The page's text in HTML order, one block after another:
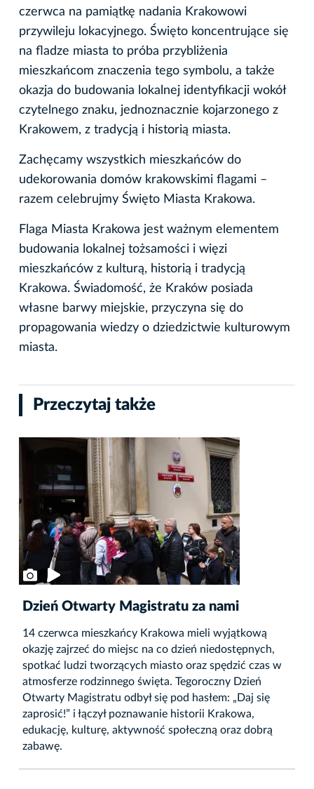
czerwca na pamiątkę nadania Krakowowi
przywileju lokacyjnego. Święto koncentrujące się
na fladze miasta to próba przybliżenia
mieszkańcom znaczenia tego symbolu, a także
okazja do budowania lokalnej identyfikacji wokół
czytelnego znaku, jednoznacznie kojarzonego z
Krakowem, z tradycją i historią miasta.
Zachęcamy wszystkich mieszkańców do
udekorowania domów krakowskimi flagami –
razem celebrujmy Święto Miasta Krakowa.
Flaga Miasta Krakowa jest ważnym elementem
budowania lokalnej tożsamości i więzi
mieszkańców z kulturą, historią i tradycją
Krakowa. Świadomość, że Kraków posiada
własne barwy miejskie, przyczyna się do
propagowania wiedzy o dziedzictwie kulturowym
miasta.
Przeczytaj także
Dzień Otwarty Magistratu za nami
14 czerwca mieszkańcy Krakowa mieli wyjątkową
okazję zajrzeć do miejsc na co dzień niedostępnych,
spotkać ludzi tworzących miasto oraz spędzić czas w
atmosferze rodzinnego święta. Tegoroczny Dzień
Otwarty Magistratu odbył się pod hasłem: „Daj się
zaprosić!” i łączył poznawanie historii Krakowa,
edukację, kulturę, aktywność społeczną oraz dobrą
zabawę.